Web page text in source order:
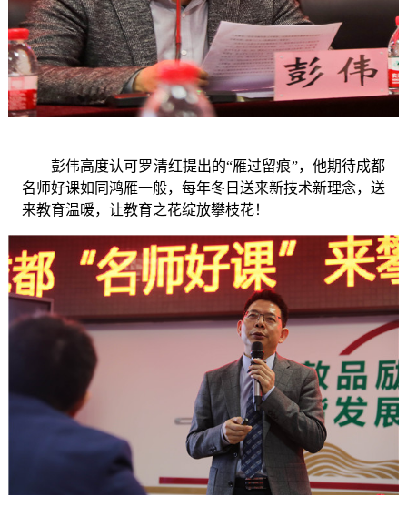
彭伟高度认可罗清红提出的“雁过留痕”，他期待成都
名师好课如同鸿雁一般，每年冬日送来新技术新理念，送
来教育温暖，让教育之花绽放攀枝花！